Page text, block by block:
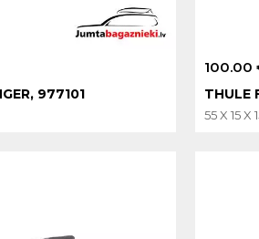
977101
100.00
THULE
55 X 15 X